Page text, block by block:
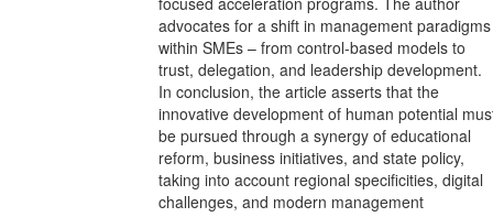
advocates for a shift in management paradigms
within SMEs – from control-based models to
trust, delegation, and leadership development.
In conclusion, the article asserts that the
innovative development of human potential
be pursued through a synergy of educational
reform, business initiatives, and state policy,
taking into account regional specificities, digital
challenges, and modern management